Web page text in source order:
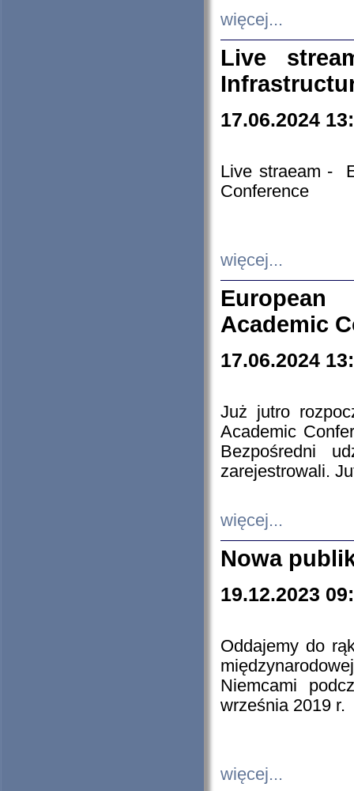
więcej...
Live
17.06.2024
Live straeam -
Conference
więcej...
European
Academic
17.06.2024
Już jutro
Academic
Bezpośredni
zarejestrowali.
więcej...
Nowa
19.12.2023
Oddajemy do
Niemcami
września 2019 r.
więcej...